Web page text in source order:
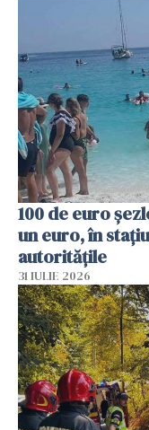
100 de euro
un euro, în
autoritățile
31 IULIE 2026